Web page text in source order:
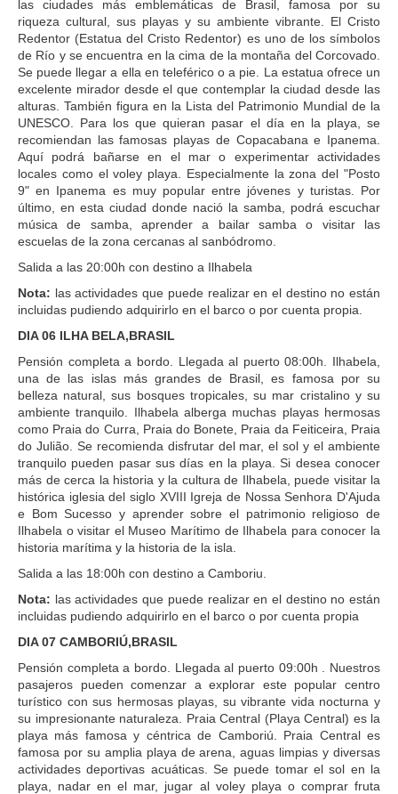
las ciudades más emblemáticas de Brasil, famosa por su
riqueza cultural, sus playas y su ambiente vibrante. El Cristo
Redentor (Estatua del Cristo Redentor) es uno de los símbolos
de Río y se encuentra en la cima de la montaña del Corcovado.
Se puede llegar a ella en teleférico o a pie. La estatua ofrece un
excelente mirador desde el que contemplar la ciudad desde las
alturas. También figura en la Lista del Patrimonio Mundial de la
UNESCO. Para los que quieran pasar el día en la playa, se
recomiendan las famosas playas de Copacabana e Ipanema.
Aquí podrá bañarse en el mar o experimentar actividades
locales como el voley playa. Especialmente la zona del "Posto
9" en Ipanema es muy popular entre jóvenes y turistas. Por
último, en esta ciudad donde nació la samba, podrá escuchar
música de samba, aprender a bailar samba o visitar las
escuelas de la zona cercanas al sanbódromo.
Salida a las 20:00h con destino a Ilhabela
Nota: las actividades que puede realizar en el destino no están
incluidas pudiendo adquirirlo en el barco o por cuenta propia.
DIA 06 ILHA BELA,BRASIL
Pensión completa a bordo. Llegada al puerto 08:00h. Ilhabela,
una de las islas más grandes de Brasil, es famosa por su
belleza natural, sus bosques tropicales, su mar cristalino y su
ambiente tranquilo. Ilhabela alberga muchas playas hermosas
como Praia do Curra, Praia do Bonete, Praia da Feiticeira, Praia
do Julião. Se recomienda disfrutar del mar, el sol y el ambiente
tranquilo pueden pasar sus días en la playa. Si desea conocer
más de cerca la historia y la cultura de Ilhabela, puede visitar la
histórica iglesia del siglo XVIII Igreja de Nossa Senhora D'Ajuda
e Bom Sucesso y aprender sobre el patrimonio religioso de
Ilhabela o visitar el Museo Marítimo de Ilhabela para conocer la
historia marítima y la historia de la isla.
Salida a las 18:00h con destino a Camboriu.
Nota: las actividades que puede realizar en el destino no están
incluidas pudiendo adquirirlo en el barco o por cuenta propia
DIA 07 CAMBORIÚ,BRASIL
Pensión completa a bordo. Llegada al puerto 09:00h . Nuestros
pasajeros pueden comenzar a explorar este popular centro
turístico con sus hermosas playas, su vibrante vida nocturna y
su impresionante naturaleza. Praia Central (Playa Central) es la
playa más famosa y céntrica de Camboriú. Praia Central es
famosa por su amplia playa de arena, aguas limpias y diversas
actividades deportivas acuáticas. Se puede tomar el sol en la
playa, nadar en el mar, jugar al voley playa o comprar fruta